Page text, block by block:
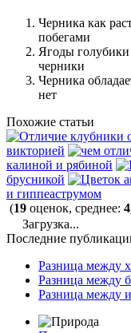
Черника как
побегами
Ягоды
черники
Черника
нет
Похожие статьи
викторией
калиной и рябиной
брусникой
и гиппеаструмом
(19 оценок, среднее:
Загрузка...
Последние
Разница между
Разница между
Разница между